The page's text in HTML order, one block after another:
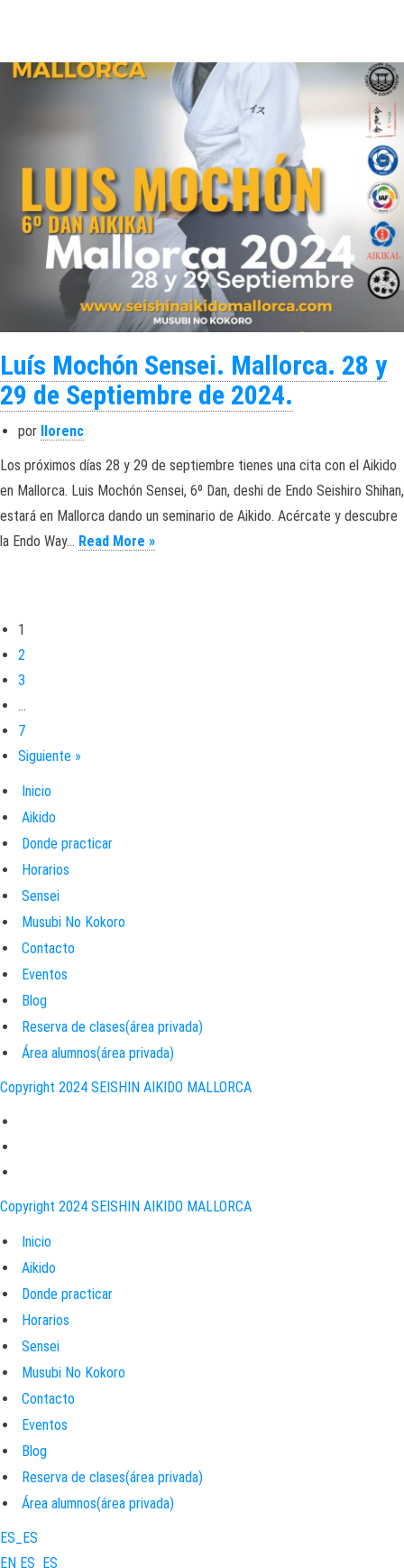
Luís Mochón Sensei. Mallorca. 28 y
29 de Septiembre de 2024.
por llorenc
Los próximos días 28 y 29 de septiembre tienes una cita con el Aikido
en Mallorca. Luis Mochón Sensei, 6º Dan, deshi de Endo Seishiro Shihan,
estará en Mallorca dando un seminario de Aikido. Acércate y descubre
la Endo Way… Read More »Luís Mochón Sensei. Mallorca. 28 y 29
1
2
3
…
7
Siguiente »
Inicio
Aikido
Donde practicar
Horarios
Sensei
Musubi No Kokoro
Contacto
Eventos
Blog
Reserva de clases(área privada)
Área alumnos(área privada)
Copyright 2024 SEISHIN AIKIDO MALLORCA
Copyright 2024 SEISHIN AIKIDO MALLORCA
Inicio
Aikido
Donde practicar
Horarios
Sensei
Musubi No Kokoro
Contacto
Eventos
Blog
Reserva de clases(área privada)
Área alumnos(área privada)
ES_ES
EN ES_ES